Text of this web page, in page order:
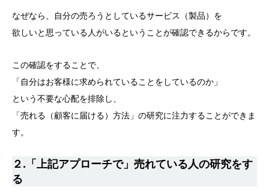
なぜなら、自分の売ろうとしているサービス（製品）を
欲しいと思っている人がいるということが確認できるからです。
この確認をすることで、
「自分はお客様に求められていることをしているのか」
という不要な心配を排除し、
「売れる（顧客に届ける）方法」の研究に注力することができま
す。
２.「上記アプローチで」売れている人の研究をす
る